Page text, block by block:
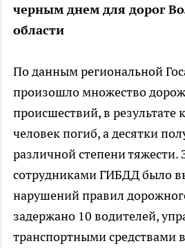
черным днем для дорог
области
По данным региональной
произошло множество
происшествий, в результате
человек погиб, а десятки
различной степени тяжести.
сотрудниками ГИБДД было
нарушений правил
задержано 10 водителей,
транспортными средствами